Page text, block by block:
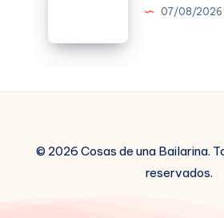
07/08/2026
© 2026 Cosas de una Bailarina.
reservados.